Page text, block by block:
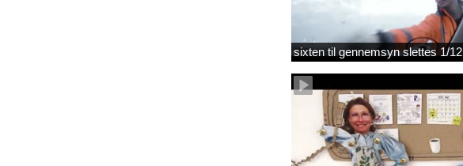
sixten til gennemsyn slettes 1/12